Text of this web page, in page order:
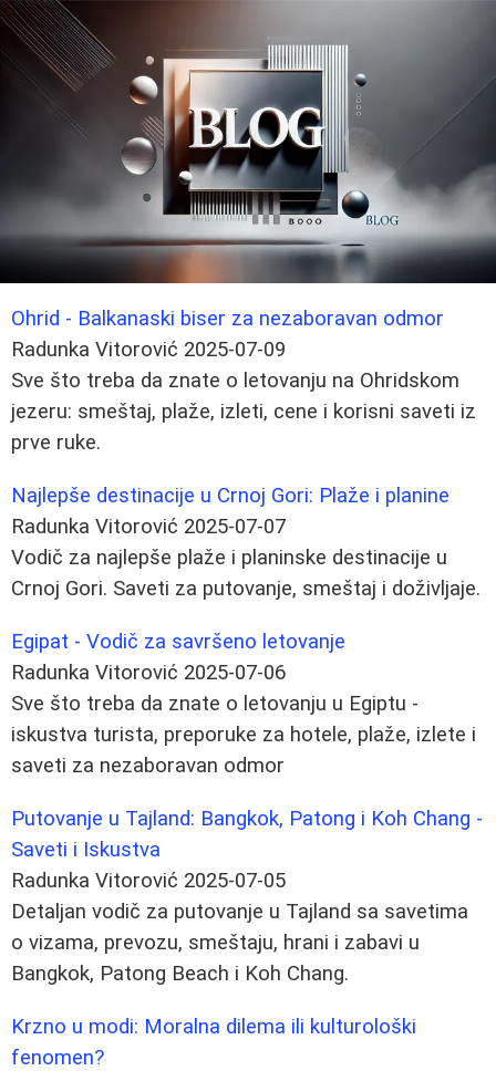
Ohrid - Balkanaski biser za nezaboravan odmor
Radunka Vitorović 2025-07-09
Sve što treba da znate o letovanju na Ohridskom
jezeru: smeštaj, plaže, izleti, cene i korisni saveti iz
prve ruke.
Najlepše destinacije u Crnoj Gori: Plaže i planine
Radunka Vitorović 2025-07-07
Vodič za najlepše plaže i planinske destinacije u
Crnoj Gori. Saveti za putovanje, smeštaj i doživljaje.
Egipat - Vodič za savršeno letovanje
Radunka Vitorović 2025-07-06
Sve što treba da znate o letovanju u Egiptu -
iskustva turista, preporuke za hotele, plaže, izlete i
saveti za nezaboravan odmor
Putovanje u Tajland: Bangkok, Patong i Koh Chang -
Saveti i Iskustva
Radunka Vitorović 2025-07-05
Detaljan vodič za putovanje u Tajland sa savetima
o vizama, prevozu, smeštaju, hrani i zabavi u
Bangkok, Patong Beach i Koh Chang.
Krzno u modi: Moralna dilema ili kulturološki
fenomen?